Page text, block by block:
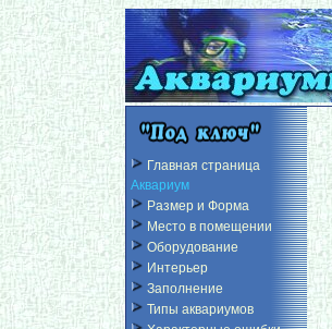
Главная страница
Аквариум
Размер и Форма
Место в помещении
Оборудование
Интерьер
Заполнение
Типы аквариумов